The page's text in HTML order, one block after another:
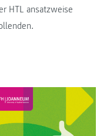
HTL ansatzweise